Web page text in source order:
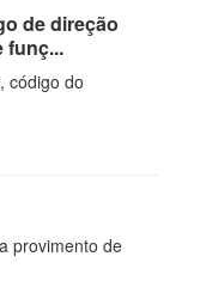
de direção
funç...
código do
provimento de